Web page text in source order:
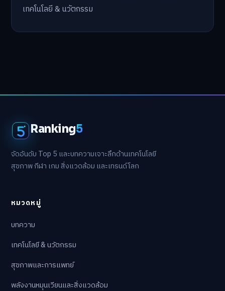
เทคโนโลยี & นวัตกรรม
Ranking5
จัดอันดับ Top 5 และบทความเจาะลึกด้านเทคโนโลยี
สุขภาพ กีฬา เกม สิ่งแวดล้อม และเทรนด์โลก
หมวดหมู่
บทความ
เทคโนโลยี & นวัตกรรม
สุขภาพและการแพทย์
พลังงานหมุนเวียนและสิ่งแวดล้อม